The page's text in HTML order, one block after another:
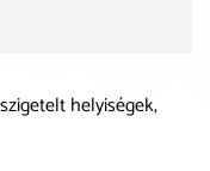
helyiségek,